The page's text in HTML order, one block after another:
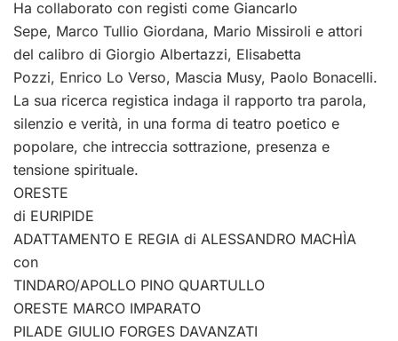
Ha collaborato con registi come Giancarlo
Sepe, Marco Tullio Giordana, Mario Missiroli e attori
del calibro di Giorgio Albertazzi, Elisabetta
Pozzi, Enrico Lo Verso, Mascia Musy, Paolo Bonacelli.
La sua ricerca registica indaga il rapporto tra parola,
silenzio e verità, in una forma di teatro poetico e
popolare, che intreccia sottrazione, presenza e
tensione spirituale.
ORESTE
di EURIPIDE
ADATTAMENTO E REGIA di ALESSANDRO MACHÌA
con
TINDARO/APOLLO PINO QUARTULLO
ORESTE MARCO IMPARATO
PILADE GIULIO FORGES DAVANZATI